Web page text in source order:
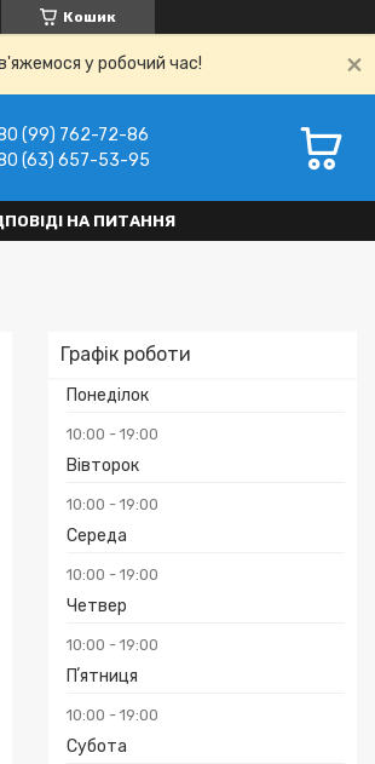
Кошик
у робочий час!
(99) 762-72-86
(63) 657-53-95
НА ПИТАННЯ
Графік роботи
Понеділок
10:00 19:00
Вівторок
10:00 19:00
Середа
10:00 19:00
Четвер
10:00 19:00
Пʼятниця
10:00 19:00
Субота